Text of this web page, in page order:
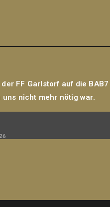
FF Garlstorf auf die
nicht mehr nötig war.